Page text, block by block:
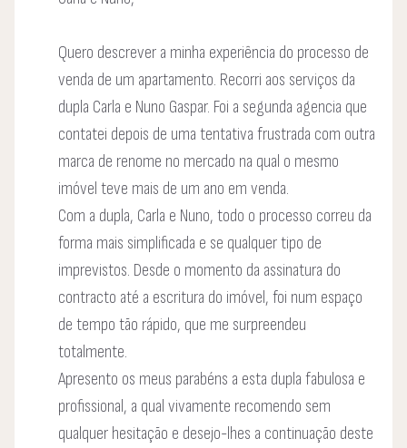
Quero descrever a minha experiência do processo de
venda de um apartamento. Recorri aos serviços da
dupla Carla e Nuno Gaspar. Foi a segunda agencia que
contatei depois de uma tentativa frustrada com outra
marca de renome no mercado na qual o mesmo
imóvel teve mais de um ano em venda.
Com a dupla, Carla e Nuno, todo o processo correu da
forma mais simplificada e se qualquer tipo de
imprevistos. Desde o momento da assinatura do
contracto até a escritura do imóvel, foi num espaço
de tempo tão rápido, que me surpreendeu
totalmente.
Apresento os meus parabéns a esta dupla fabulosa e
profissional, a qual vivamente recomendo sem
qualquer hesitação e desejo-lhes a continuação deste